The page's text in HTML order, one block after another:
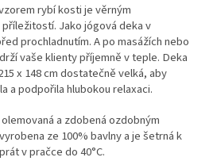
rybí kosti je věrným
Jako jógová deka v
prochladnutím. A po masážích nebo
vaše klienty příjemně v teple. Deka
x 148 cm dostatečně velká, aby
a podpořila hlubokou relaxaci.
a zdobená ozdobným
ze 100% bavlny a je šetrná k
v pračce do 40°C.